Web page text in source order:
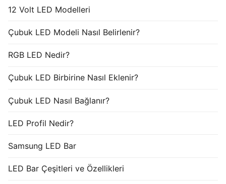
12 Volt LED Modelleri
Çubuk LED Modeli Nasıl Belirlenir?
RGB LED Nedir?
Çubuk LED Birbirine Nasıl Eklenir?
Çubuk LED Nasıl Bağlanır?
LED Profil Nedir?
Samsung LED Bar
LED Bar Çeşitleri ve Özellikleri